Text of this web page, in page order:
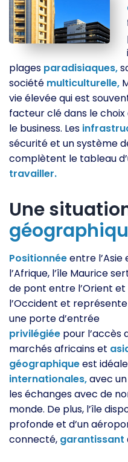
plages paradisiaques,
société multiculturelle,
vie élevée qui est
facteur clé dans le
le business. Les
sécurité et un système
complètent le tableau
travailler.
Une
Positionnéeentre l’Asie
l’Afrique, l’île Maurice
de pont entre l’Orient et
l’Occident et représente
une porte d’entrée
privilégiée pour l’accès
marchés africains et
géographiqueest
internationales,avec
les échanges avec de
monde. De plus, l’île
profonde et d’un
connecté, garantissant